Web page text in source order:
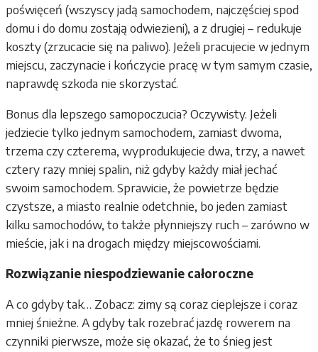
poświęceń (wszyscy jadą samochodem, najczęściej spod
domu i do domu zostają odwiezieni), a z drugiej – redukuje
koszty (zrzucacie się na paliwo). Jeżeli pracujecie w jednym
miejscu, zaczynacie i kończycie pracę w tym samym czasie,
naprawdę szkoda nie skorzystać.
Bonus dla lepszego samopoczucia? Oczywisty. Jeżeli
jedziecie tylko jednym samochodem, zamiast dwoma,
trzema czy czterema, wyprodukujecie dwa, trzy, a nawet
cztery razy mniej spalin, niż gdyby każdy miał jechać
swoim samochodem. Sprawicie, że powietrze będzie
czystsze, a miasto realnie odetchnie, bo jeden zamiast
kilku samochodów, to także płynniejszy ruch – zarówno w
mieście, jak i na drogach między miejscowościami.
Rozwiązanie niespodziewanie całoroczne
A co gdyby tak… Zobacz: zimy są coraz cieplejsze i coraz
mniej śnieżne. A gdyby tak rozebrać jazdę rowerem na
czynniki pierwsze, może się okazać, że to śnieg jest